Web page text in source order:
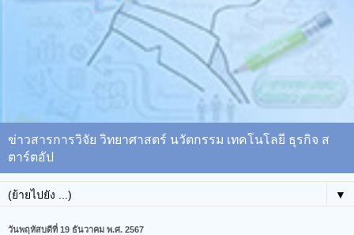
ข่าวสารการวิจัย วิทยาศาสตร์ นวัตกรรม เทคโนโลยี ธุรกิจ ส
ตาร์ตอัป
▼
วันพฤหัสบดีที่ 19 ธันวาคม พ.ศ. 2567